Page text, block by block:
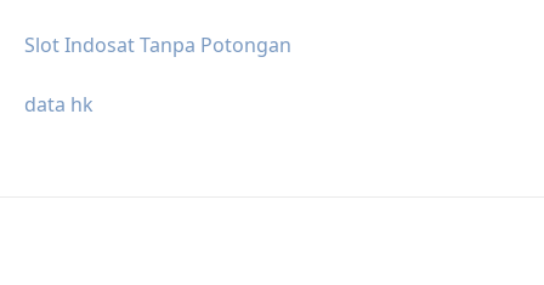
Slot Indosat Tanpa Potongan
data hk